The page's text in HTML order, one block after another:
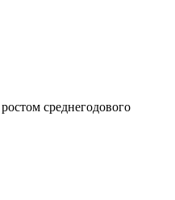
среднегодового